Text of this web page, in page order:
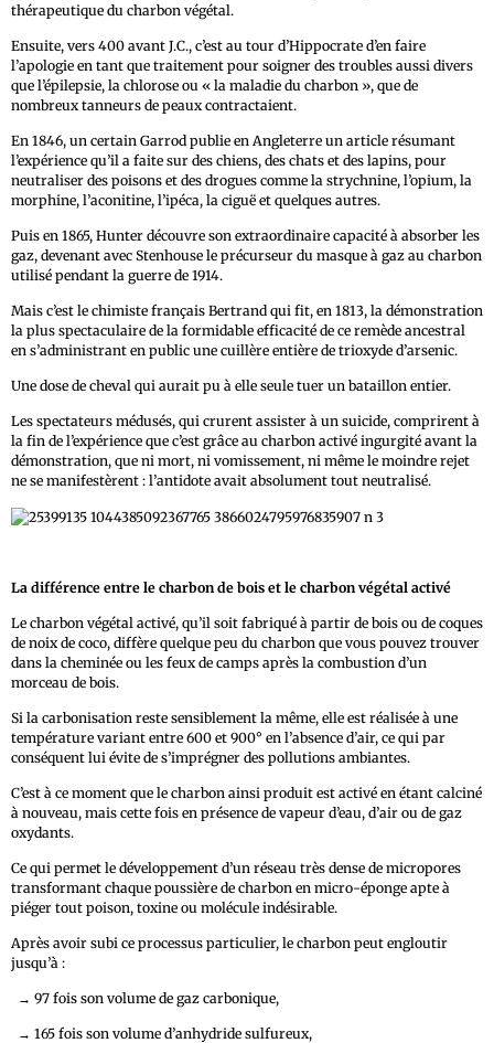
thérapeutique du charbon végétal.
Ensuite, vers 400 avant J.C., c’est au tour d’Hippocrate d’en faire
l’apologie en tant que traitement pour soigner des troubles aussi divers
que l’épilepsie, la chlorose ou « la maladie du charbon », que de
nombreux tanneurs de peaux contractaient.
En 1846, un certain Garrod publie en Angleterre un article résumant
l’expérience qu’il a faite sur des chiens, des chats et des lapins, pour
neutraliser des poisons et des drogues comme la strychnine, l’opium, la
morphine, l’aconitine, l’ipéca, la ciguë et quelques autres.
Puis en 1865, Hunter découvre son extraordinaire capacité à absorber les
gaz, devenant avec Stenhouse le précurseur du masque à gaz au charbon
utilisé pendant la guerre de 1914.
Mais c’est le chimiste français Bertrand qui fit, en 1813, la démonstration
la plus spectaculaire de la formidable efficacité de ce remède ancestral
en s’administrant en public une cuillère entière de trioxyde d’arsenic.
Une dose de cheval qui aurait pu à elle seule tuer un bataillon entier.
Les spectateurs médusés, qui crurent assister à un suicide, comprirent à
la fin de l’expérience que c’est grâce au charbon activé ingurgité avant la
démonstration, que ni mort, ni vomissement, ni même le moindre rejet
ne se manifestèrent : l’antidote avait absolument tout neutralisé.
La différence entre le charbon de bois et le charbon végétal activé
Le charbon végétal activé, qu’il soit fabriqué à partir de bois ou de coques
de noix de coco, diffère quelque peu du charbon que vous pouvez trouver
dans la cheminée ou les feux de camps après la combustion d’un
morceau de bois.
Si la carbonisation reste sensiblement la même, elle est réalisée à une
température variant entre 600 et 900° en l’absence d’air, ce qui par
conséquent lui évite de s’imprégner des pollutions ambiantes.
C’est à ce moment que le charbon ainsi produit est activé en étant calciné
à nouveau, mais cette fois en présence de vapeur d’eau, d’air ou de gaz
oxydants.
Ce qui permet le développement d’un réseau très dense de micropores
transformant chaque poussière de charbon en micro-éponge apte à
piéger tout poison, toxine ou molécule indésirable.
Après avoir subi ce processus particulier, le charbon peut engloutir
jusqu’à :
→ 97 fois son volume de gaz carbonique,
→ 165 fois son volume d’anhydride sulfureux,